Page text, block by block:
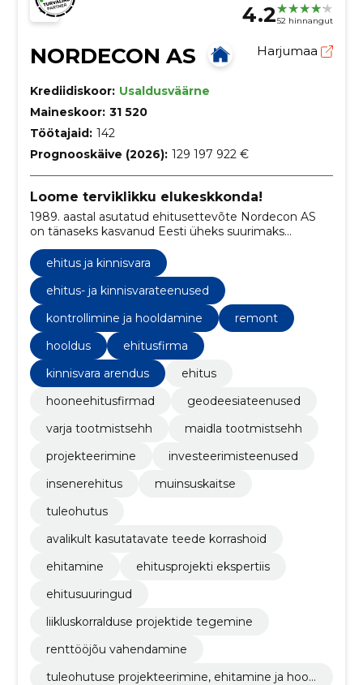
4.252 hinnangut
NORDECON AS Harjumaa
Krediidiskoor: Usaldusväärne
Maineskoor: 31 520
Töötajaid: 142
Prognooskäive (2026): 129 197 922 €
Loome terviklikku elukeskkonda!
1989. aastal asutatud ehitusettevõte Nordecon AS
on tänaseks kasvanud Eesti üheks suurimaks
ehitus ja kinnisvara
ehitus- ja kinnisvarateenused
kontrollimine ja hooldamine
remont
hooldus
ehitusfirma
kinnisvara arendus
ehitus
hooneehitusfirmad
geodeesiateenused
varja tootmistsehh
maidla tootmistsehh
projekteerimine
investeerimisteenused
insenerehitus
muinsuskaitse
tuleohutus
avalikult kasutatavate teede korrashoid
ehitamine
ehitusprojekti ekspertiis
ehitusuuringud
liikluskorralduse projektide tegemine
renttööjõu vahendamine
tuleohutuse projekteerimine, ehitamine ja hool